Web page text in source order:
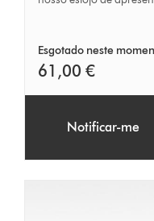
Esgotado neste
61,00 €
Notificar-me